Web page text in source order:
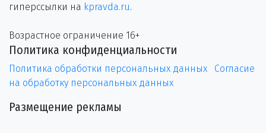
гиперссылки на kpravda.ru.
Возрастное ограничение 16+
Политика конфиденциальности
Политика обработки персональных данных
Согласие
на обработку персональных данных
Размещение рекламы